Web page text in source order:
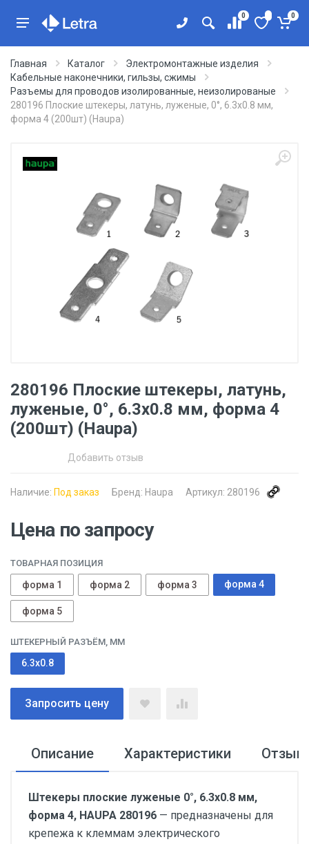
0 0
Главная Каталог
Электромонтажные изделия
Кабельные наконечники, гильзы, сжимы
Разъемы для проводов изолированные, неизолированые
280196 Плоские штекеры, латунь, луженые, 0°, 6.3x0.8 мм,
форма 4 (200шт) (Haupa)
280196 Плоские штекеры, латунь,
луженые, 0°, 6.3x0.8 мм, форма 4
(200шт) (Haupa)
Добавить отзыв
Наличие: Под заказ Бренд: Haupa Артикул: 280196
Цена по запросу
ТОВАРНАЯ ПОЗИЦИЯ
форма 1 форма 2 форма 3 форма 4
форма 5
ШТЕКЕРНЫЙ РАЗЪЁМ, ММ
6.3x0.8
Запросить цену
Описание Характеристики
Штекеры плоские луженые 0°, 6.3x0.8 мм,
форма 4, HAUPA 280196 — предназначены для
крепежа к клеммам электрического